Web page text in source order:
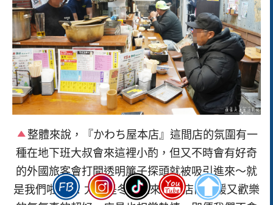
整體來說，『かわち屋本店』這間店的氛圍有一
種在地下班大叔會來這裡小酌，但又不時會有好奇
的外國旅客會打開透明簾子探頭就被吸引進來～就
是我們啦XD！尤其是冬天過來時～店內溫暖又歡樂